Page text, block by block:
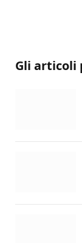
Gli articoli